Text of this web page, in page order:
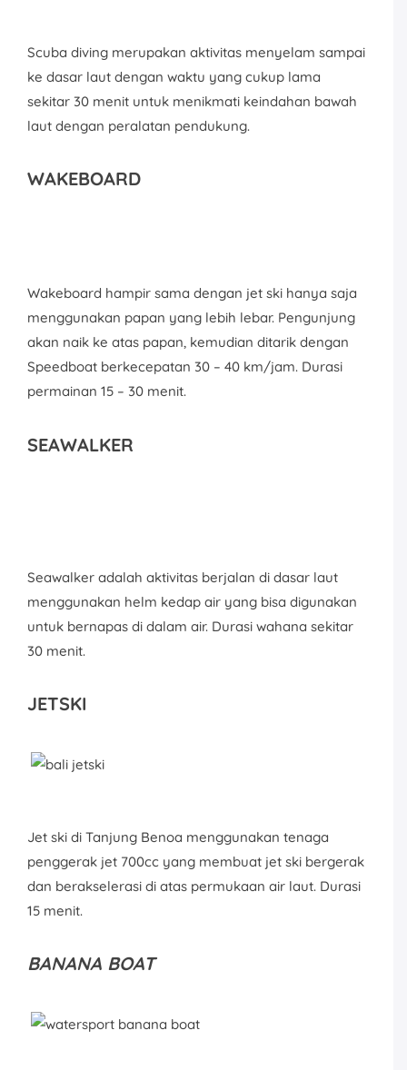
Scuba diving merupakan aktivitas menyelam sampai
ke dasar laut dengan waktu yang cukup lama
sekitar 30 menit untuk menikmati keindahan bawah
laut dengan peralatan pendukung.
WAKEBOARD
Wakeboard hampir sama dengan jet ski hanya saja
menggunakan papan yang lebih lebar. Pengunjung
akan naik ke atas papan, kemudian ditarik dengan
Speedboat berkecepatan 30 – 40 km/jam. Durasi
permainan 15 – 30 menit.
SEAWALKER
Seawalker adalah aktivitas berjalan di dasar laut
menggunakan helm kedap air yang bisa digunakan
untuk bernapas di dalam air. Durasi wahana sekitar
30 menit.
JETSKI
Jet ski di Tanjung Benoa menggunakan tenaga
penggerak jet 700cc yang membuat jet ski bergerak
dan berakselerasi di atas permukaan air laut. Durasi
15 menit.
BANANA BOAT